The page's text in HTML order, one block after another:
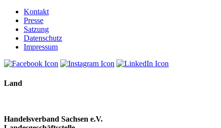
Kontakt
Presse
Satzung
Datenschutz
Impressum
Land
Handelsverband Sachsen e.V.